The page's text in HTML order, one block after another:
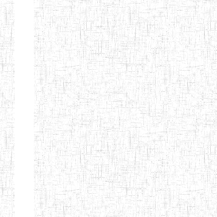
Début Préc. 1 2 3 4 5
6
Suivant
Fin
Etablissements
d'enseignement
secondaire
technique
et
professionnel